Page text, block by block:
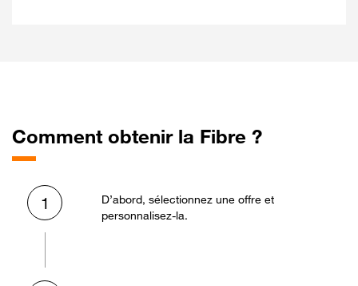
Comment obtenir la Fibre ?
1
D’abord, sélectionnez une offre et
personnalisez-la.